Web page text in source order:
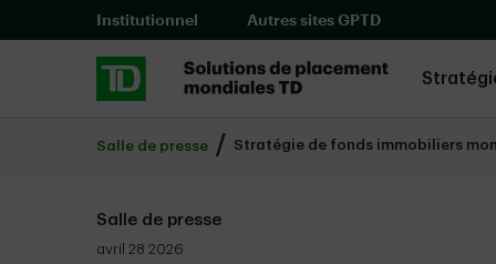
Skip to main content
Institutionnel Autres sites GPTD
Salle de presse Stratégie de fonds immobiliers
Salle de presse
avril 28 2026